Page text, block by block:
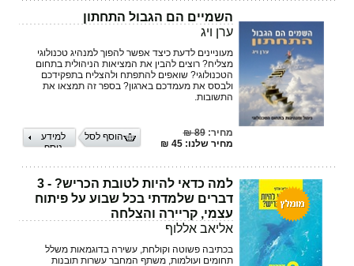
השמיים הם הגבול התחתון
ערן ויג
מעוניינים לדעת כיצד אפשר להפוך למנהיג טכנולוגי
מצליח? רוצים להבין את המציאות הניהולית בתחום
הטכנולוגי? שואפים להתפתח ולהצליח בתפקידכם
ולבסס את מעמדכם בארגון? בספר זה תמצאו את
התשובות.
מחיר:89 ₪
מחיר שלנו: 45 ₪
למידע
נוסף
הוסף לסל
למה כדאי להיות לטובת הכריש? - 3
דברים שלמדתי בכל שבוע על פיתוח
עצמי, קריירה והצלחה
אליאב אללוף
בכתיבה פשוטה וקולחת, עשירה בדוגמאות משלל
תחומים ועולמות, משתף המחבר עשרות תובנות